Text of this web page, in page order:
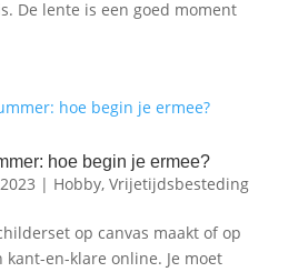
De lente is een goed moment
hoe begin je ermee?
| Hobby, Vrijetijdsbesteding
op canvas maakt of op
kant-en-klare online. Je moet